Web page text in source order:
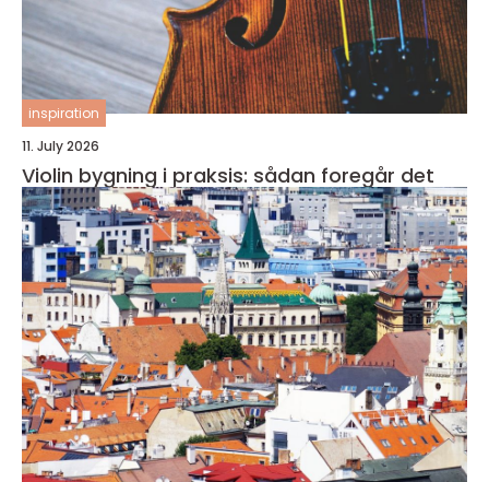
inspiration
11. July 2026
Violin bygning i praksis: sådan foregår det